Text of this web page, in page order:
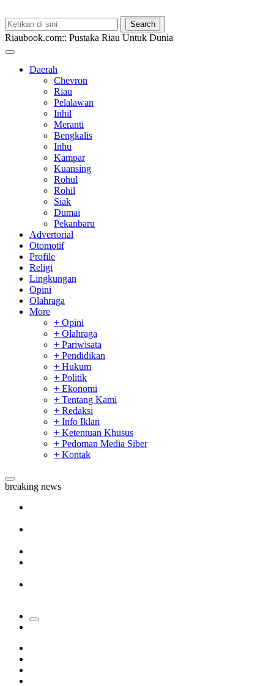
Riaubook.com:: Pustaka Riau Untuk Dunia
Daerah
Chevron
Riau
Pelalawan
Inhil
Meranti
Bengkalis
Inhu
Kampar
Kuansing
Rohul
Rohil
Siak
Dumai
Pekanbaru
Advertorial
Otomotif
Profile
Religi
Lingkungan
Opini
Olahraga
More
+ Opini
+ Olahraga
+ Pariwisata
+ Pendidikan
+ Hukum
+ Politik
+ Ekonomi
+ Tentang Kami
+ Redaksi
+ Info Iklan
+ Ketentuan Khusus
+ Pedoman Media Siber
+ Kontak
breaking news